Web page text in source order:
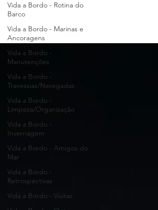
Vida a Bordo - Rotina do
Barco
Vida a Bordo - Marinas e
Ancoragens
Vida a Bordo -
Manutenções
Vida a Bordo -
Travessias/Navegadas
Vida a Bordo -
Limpeza/Organização
Vida a Bordo -
Invernagem
Vida a Bordo - Amigos do
Mar
Vida a Bordo -
Retrospectivas
Vida a Bordo - Visitas